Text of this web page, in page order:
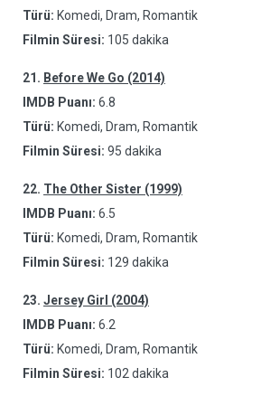
Türü: Komedi, Dram, Romantik
Filmin Süresi: 105 dakika
21. Before We Go (2014)
IMDB Puanı: 6.8
Türü: Komedi, Dram, Romantik
Filmin Süresi: 95 dakika
22. The Other Sister (1999)
IMDB Puanı: 6.5
Türü: Komedi, Dram, Romantik
Filmin Süresi: 129 dakika
23. Jersey Girl (2004)
IMDB Puanı: 6.2
Türü: Komedi, Dram, Romantik
Filmin Süresi: 102 dakika